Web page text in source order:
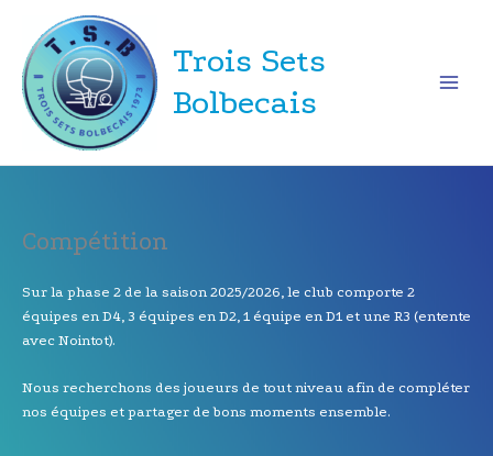
contenu
Trois Sets
Bolbecais
Compétition
Sur la phase 2 de la saison 2025/2026, le club comporte 2
équipes en D4, 3 équipes en D2, 1 équipe en D1 et une R3 (entente
avec Nointot).
Nous recherchons des joueurs de tout niveau afin de compléter
nos équipes et partager de bons moments ensemble.